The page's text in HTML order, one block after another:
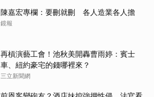
陳嘉宏專欄：要刪就刪 各人造業各人擔
鏡報
再槓演藝工會！池秋美開轟曹雨婷：賓士
車、紐約豪宅的錢哪裡來？
三立新聞網